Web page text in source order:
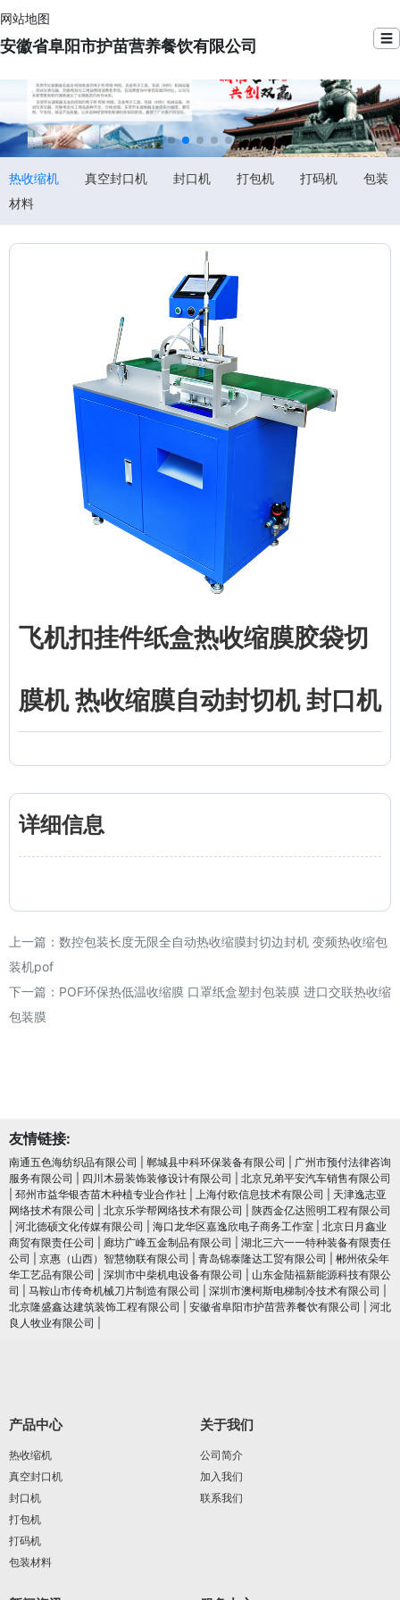
网站地图
安徽省阜阳市护苗营养餐饮有限公司 ☰
热收缩机 真空封口机 封口机 打包机 打码机
包装
材料
飞机扣挂件纸盒热收缩膜胶袋切
膜机 热收缩膜自动封切机 封口机
详细信息
上一篇： 数控包装长度无限全自动热收缩膜封切边封机 变频热收缩包
装机pof
下一篇： POF环保热低温收缩膜 口罩纸盒塑封包装膜 进口交联热收缩
包装膜
友情链接:
南通五色海纺织品有限公司 郸城县中科环保装备有限公司
广州市预付法律咨询
服务有限公司
四川木昜装饰装修设计有限公司
北京兄弟平安汽车销售有限公司
邳州市益华银杏苗木种植专业合作社 上海付欧信息技术有限公司
天津逸志亚
网络技术有限公司
北京乐学帮网络技术有限公司
陕西金亿达照明工程有限公司
河北德硕文化传媒有限公司 海口龙华区嘉逸欣电子商务工作室
北京日月鑫业
商贸有限责任公司
廊坊广峰五金制品有限公司
湖北三六一一特种装备有限责任
公司
京惠（山西）智慧物联有限公司 青岛锦泰隆达工贸有限公司
郴州依朵年
华工艺品有限公司
深圳市中柴机电设备有限公司
山东金陆福新能源科技有限公
司
马鞍山市传奇机械刀片制造有限公司 深圳市澳柯斯电梯制冷技术有限公司
北京隆盛鑫达建筑装饰工程有限公司
安徽省阜阳市护苗营养餐饮有限公司
河北
良人牧业有限公司
产品中心
热收缩机
真空封口机
封口机
打包机
打码机
包装材料
关于我们
公司简介
加入我们
联系我们